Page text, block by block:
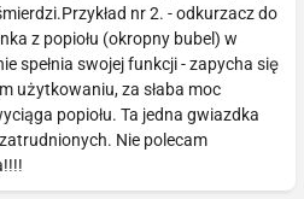
nr 2. - odkurzacz do
z popiołu (okropny bubel) w
spełnia swojej funkcji - zapycha się
użytkowaniu, za słaba moc
popiołu. Ta jedna gwiazdka
Nie polecam